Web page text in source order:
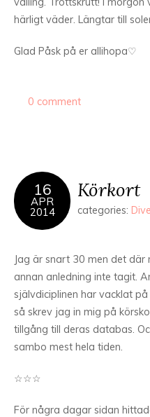
härligt väder. Längtar till
Glad Påsk på er allihopa♡
0 comment
16
APR
2014
Körkort
categories:
Jag är snart 30 men det
annan anledning inte tagit.
självdiciplinen har vacklat
så skrev jag in mig på
tillgång till deras databas.
sambo mest hela tiden.
☆☆☆
För några dagar sidan